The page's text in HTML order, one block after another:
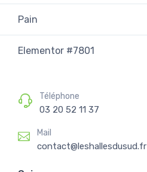
Pain
Elementor #7801
Téléphone
03 20 52 11 37
Mail
contact@leshallesdusud.fr